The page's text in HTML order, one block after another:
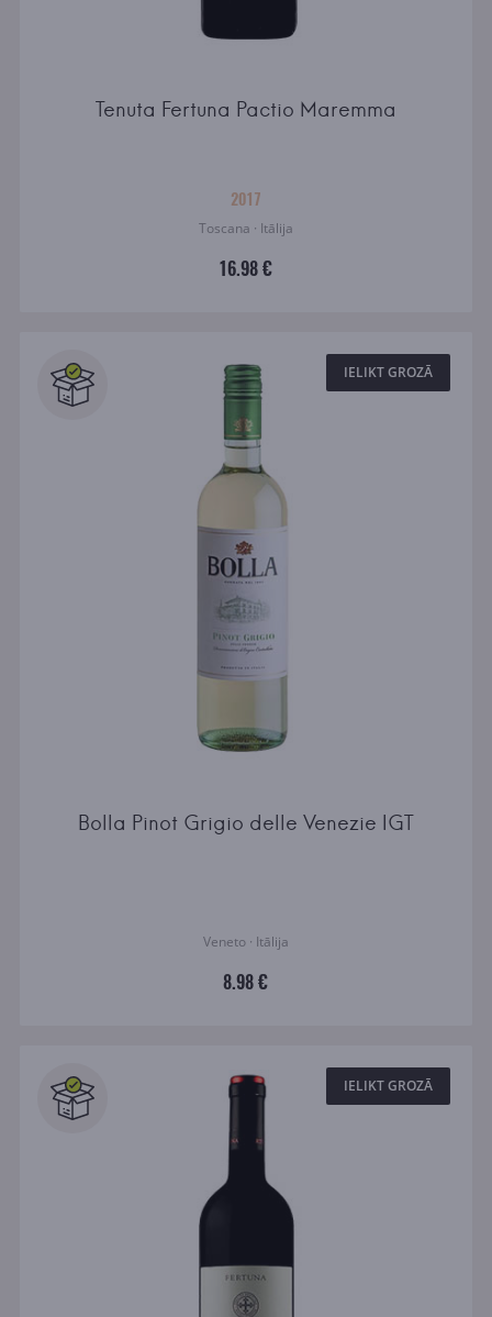
Tenuta Fertuna Pactio Maremma
2017
Toscana · Itālija
16.98 €
IELIKT GROZĀ
Bolla Pinot Grigio delle Venezie IGT
Veneto · Itālija
8.98 €
IELIKT GROZĀ